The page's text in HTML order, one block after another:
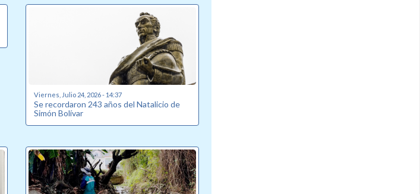
Viernes, Julio 24, 2026 - 14:37
Se recordaron 243 años del Natalicio de
Simón Bolívar